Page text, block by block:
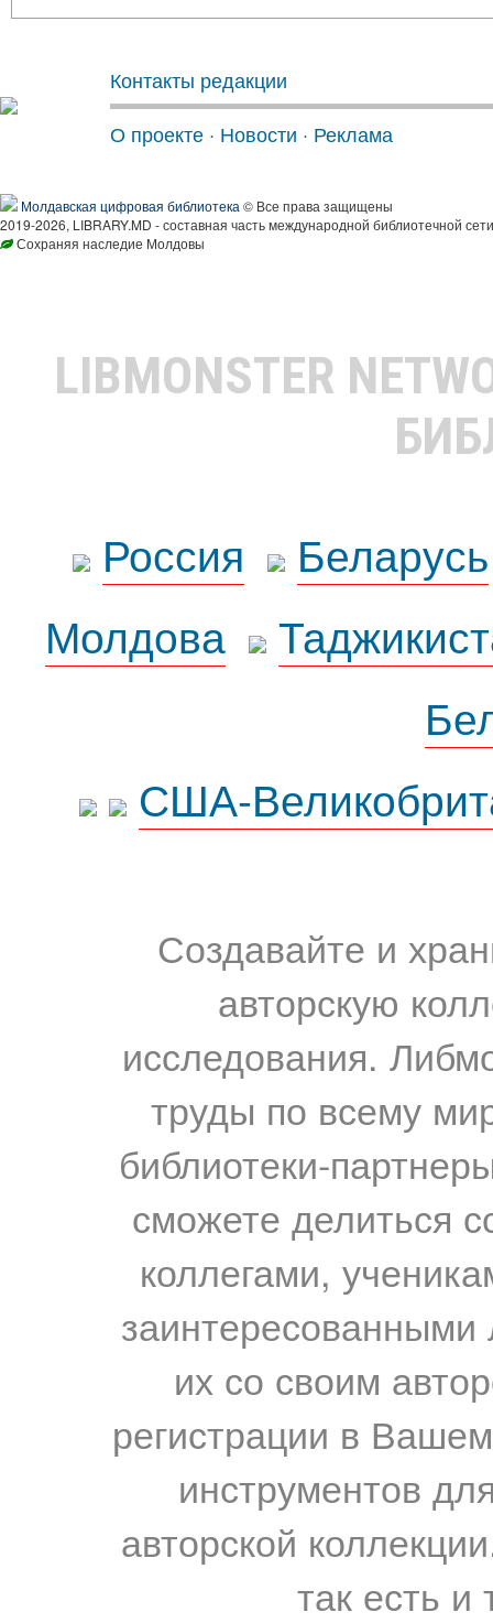
Контакты редакции
О проекте · Новости · Реклама
Молдавская цифровая библиотека © Все права защищены
2019-2026, LIBRARY.MD - составная часть международной библиотечной
Сохраняя наследие Молдовы
LIBMONSTER
Россия
Беларусь
Молдова
США-
Создавайте и
авторскую
исследования.
труды по всему
библиотеки-
сможете делиться
коллегами,
их со своим
регистрации в
инструментов
авторской
так есть и